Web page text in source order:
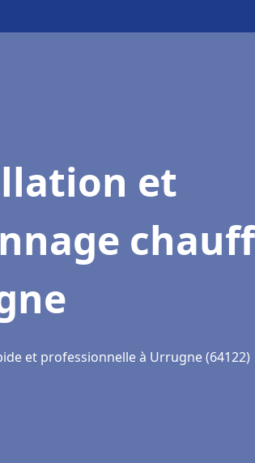
et
et professionnelle à Urrugne (64122)